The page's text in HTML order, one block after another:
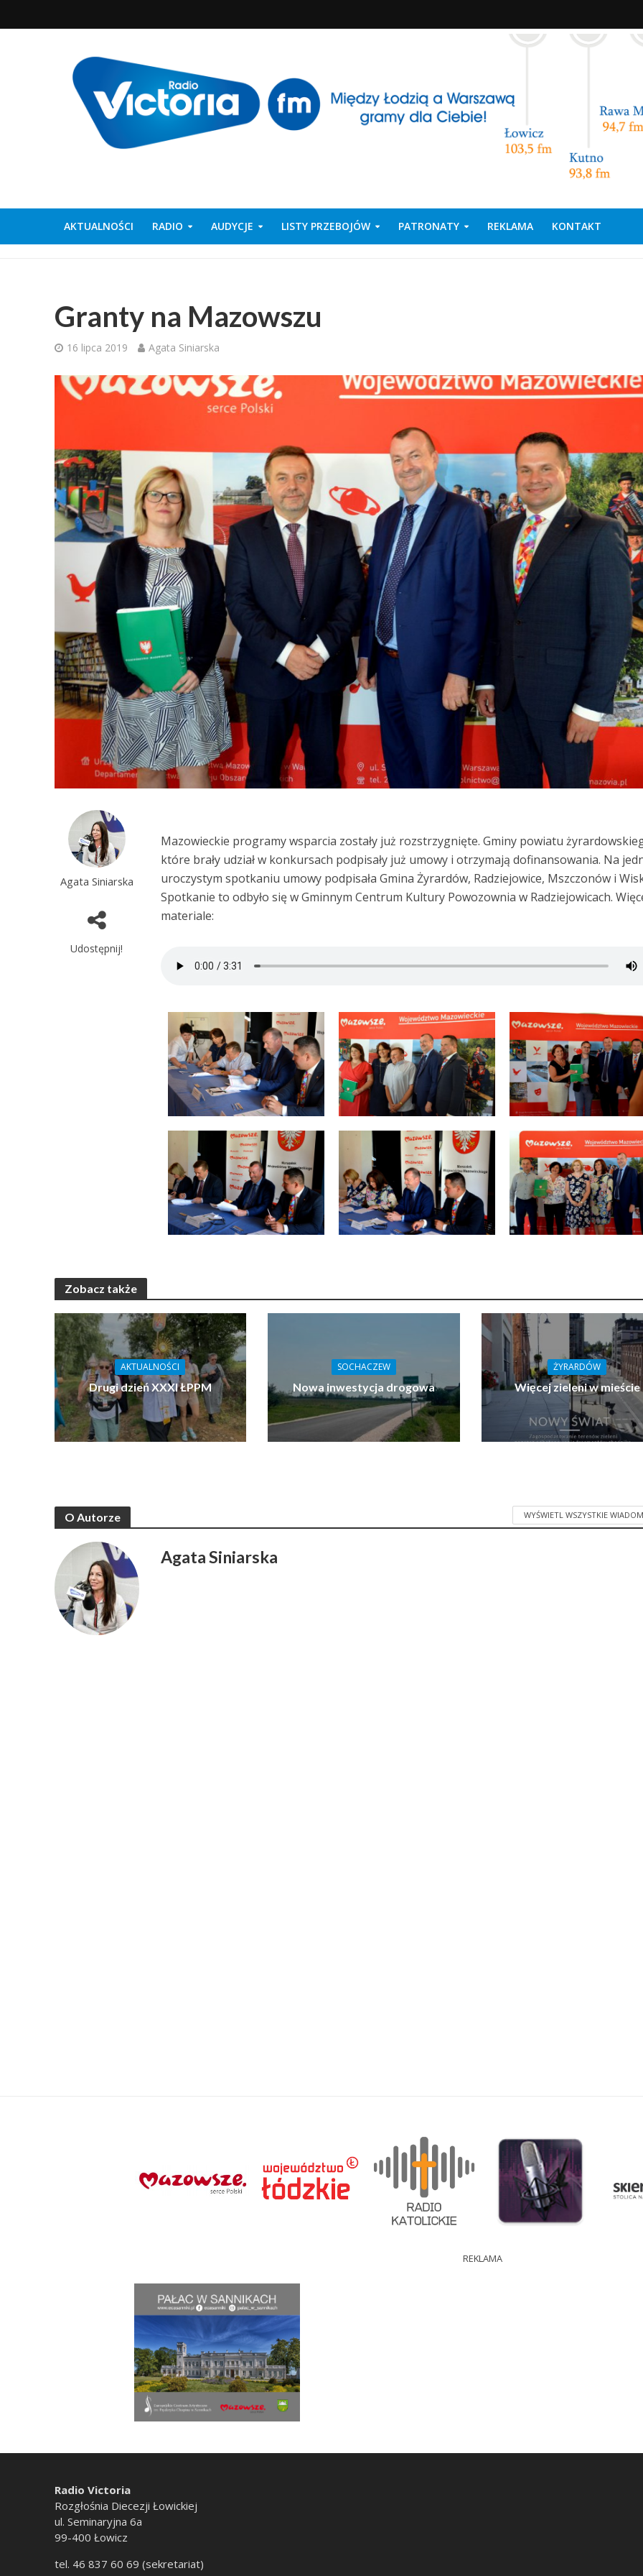
AKTUALNOŚCI RADIO AUDYCJE LISTY PRZEBOJÓW PATRONATY REKLAMA KONTAKT
Granty na Mazowszu
16 lipca 2019 Agata Siniarska
Agata Siniarska
Udostępnij!
Mazowieckie programy wsparcia zostały już rozstrzygnięte. Gminy powiatu
które brały udział w konkursach podpisały już umowy i otrzymają dofinansowania. Na
uroczystym spotkaniu umowy podpisała Gmina Żyrardów, Radziejowice, Mszczonów i
Spotkanie to odbyło się w Gminnym Centrum Kultury Powozownia w Radziejowicach.
materiale:
Zobacz także
AKTUALNOŚCI
Drugi dzień XXXI ŁPPM
SOCHACZEW
Nowa inwestycja drogowa
ŻYRARDÓW
Więcej zieleni w mieście
O Autorze WYŚWIETL WSZYSTKIE
Agata Siniarska
REKLAMA
Radio Victoria
Rozgłośnia Diecezji Łowickiej
ul. Seminaryjna 6a
99-400 Łowicz
tel. 46 837 60 69 (sekretariat)